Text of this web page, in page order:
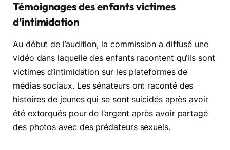
Témoignages des enfants victimes
d’intimidation
Au début de l’audition, la commission a diffusé une
vidéo dans laquelle des enfants racontent qu’ils sont
victimes d’intimidation sur les plateformes de
médias sociaux. Les sénateurs ont raconté des
histoires de jeunes qui se sont suicidés après avoir
été extorqués pour de l’argent après avoir partagé
des photos avec des prédateurs sexuels.